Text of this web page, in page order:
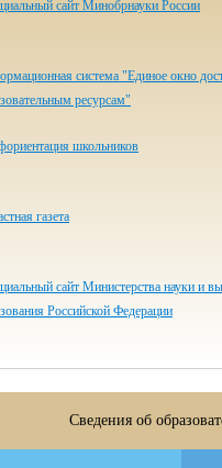
сайт Минобрнауки России
система "Единое окно
ресурсам"
школьников
газета
сайт Министерства науки и
Российской Федерации
Сведения об